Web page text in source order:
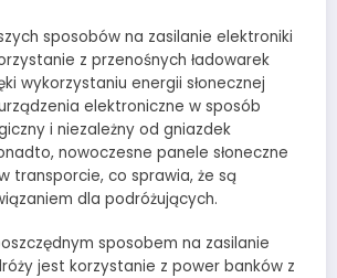
sposobów na zasilanie elektroniki
z przenośnych ładowarek
wykorzystaniu energii słonecznej
elektroniczne w sposób
i niezależny od gniazdek
nowoczesne panele słoneczne
transporcie, co sprawia, że są
dla podróżujących.
sposobem na zasilanie
jest korzystanie z power banków z